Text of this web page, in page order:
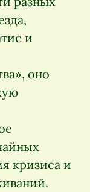
и
оно
кризиса и